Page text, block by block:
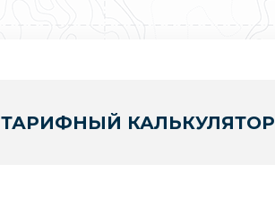
ТАРИФНЫЙ КАЛЬКУЛЯТОР